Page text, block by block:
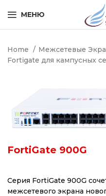
МЕНЮ
Home
Межсетевые
Fortigate для кампусных
FortiGate 900G
Серия FortiGate 900G
межсетевого экрана